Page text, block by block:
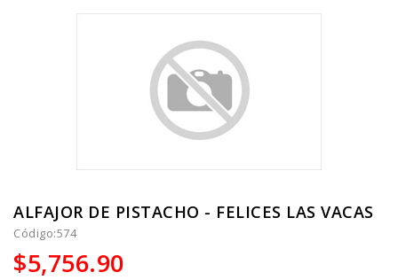
ALFAJOR DE PISTACHO - FELICES LAS VACAS
Código:574
$5,756.90